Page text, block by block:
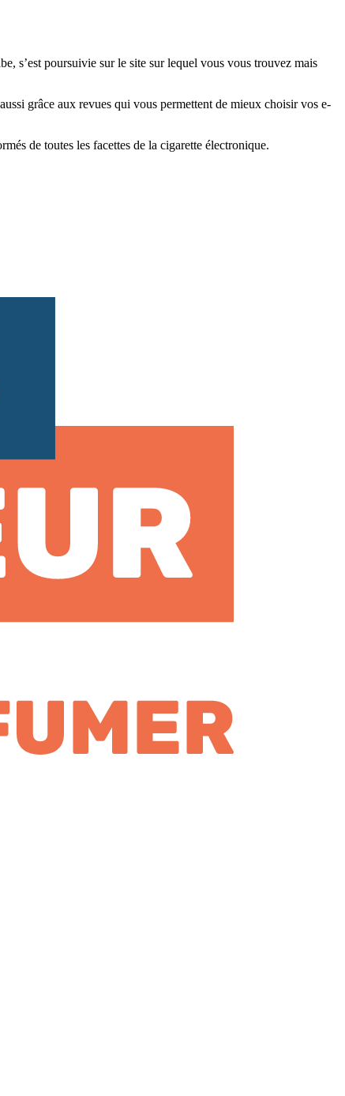
s’est poursuivie sur le site sur lequel vous vous trouvez mais
grâce aux revues qui vous permettent de mieux choisir vos e-
de toutes les facettes de la cigarette électronique.